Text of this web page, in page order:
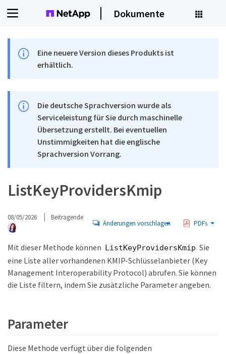
Dokumente
Eine neuere Version dieses Produkts ist
erhältlich.
Die deutsche Sprachversion wurde als
Serviceleistung für Sie durch maschinelle
Übersetzung erstellt. Bei eventuellen
Unstimmigkeiten hat die englische
Sprachversion Vorrang.
ListKeyProvidersKmip
08/05/2026 Beitragende
Änderungen vorschlagen PDFs
Mit dieser Methode können ListKeyProvidersKmip Sie
eine Liste aller vorhandenen KMIP-Schlüsselanbieter (Key
Management Interoperability Protocol) abrufen. Sie können
die Liste filtern, indem Sie zusätzliche Parameter angeben.
Parameter
Diese Methode verfügt über die folgenden